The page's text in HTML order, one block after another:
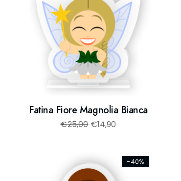
Fatina Fiore Magnolia Bianca
€25,00 €14,90
-40%